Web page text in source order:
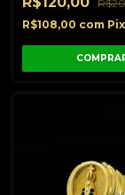
R$108,00 com Pix